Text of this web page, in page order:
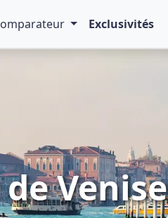
Exclusivités
Venise